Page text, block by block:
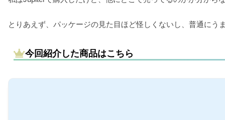
とりあえず、パッケージの見た目ほど怪しくないし、普通にう
今回紹介した商品はこちら